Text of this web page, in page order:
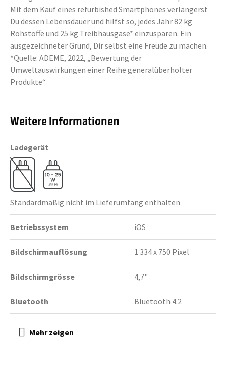
Mit dem Kauf eines refurbished Smartphones verlängerst
Du dessen Lebensdauer und hilfst so, jedes Jahr 82 kg
Rohstoffe und 25 kg Treibhausgase* einzusparen. Ein
ausgezeichneter Grund, Dir selbst eine Freude zu machen.
*Quelle: ADEME, 2022, „Bewertung der
Umweltauswirkungen einer Reihe generalüberholter
Produkte“
Weitere Informationen
Ladegerät
Standardmäßig nicht im Lieferumfang enthalten
Betriebssystem iOS
Bildschirmauflösung 1 334 x 750 Pixel
Bildschirmgrösse 4,7"
Bluetooth Bluetooth 4.2